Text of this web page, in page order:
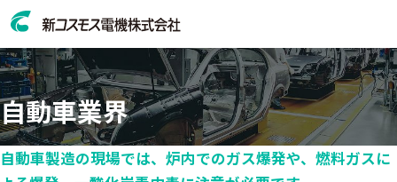
自動車業界
自動車製造の現場では、炉内でのガス爆発や、燃料ガスに